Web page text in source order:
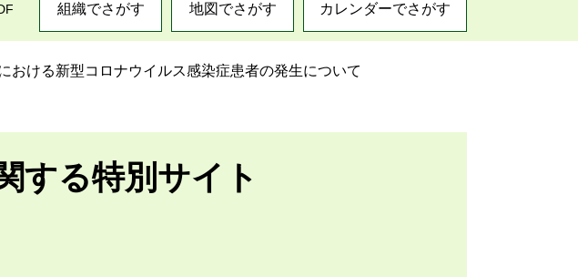
組織でさがす 地図でさがす カレンダーでさがす
おける新型コロナウイルス感染症患者の発生について
する特別サイト